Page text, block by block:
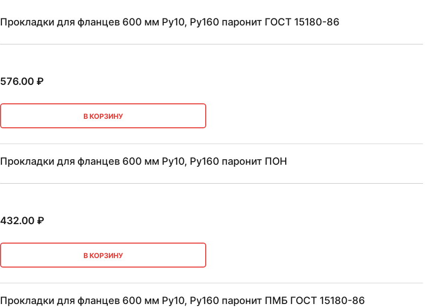
Прокладки для фланцев 600 мм Ру10, Ру160 паронит ГОСТ 15180-86
576.00₽
В КОРЗИНУ
Прокладки для фланцев 600 мм Ру10, Ру160 паронит ПОН
432.00₽
В КОРЗИНУ
Прокладки для фланцев 600 мм Ру10, Ру160 паронит ПМБ ГОСТ 15180-86